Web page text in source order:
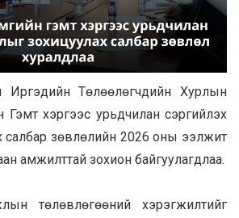
Иргэдийн Төлөөлөгчдийн Хурлын
Гэмт хэргээс урьдчилан сэргийлэх
салбар зөвлөлийн 2026 оны ээлжит
амжилттай зохион байгуулагдлаа.
төлөвлөгөөний хэрэгжилтийг